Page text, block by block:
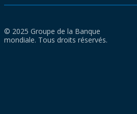
© 2025 Groupe de la Banque
mondiale. Tous droits réservés.